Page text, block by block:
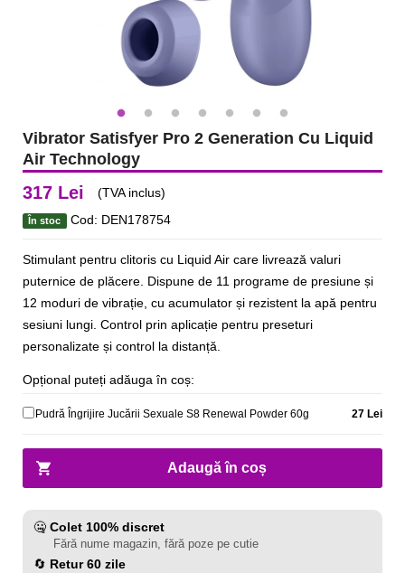
Vibrator Satisfyer Pro 2 Generation Cu Liquid
Air Technology
317 Lei (TVA inclus)
În stoc Cod: DEN178754
Stimulant pentru clitoris cu Liquid Air care livrează valuri
puternice de plăcere. Dispune de 11 programe de presiune și
12 moduri de vibrație, cu acumulator și rezistent la apă pentru
sesiuni lungi. Control prin aplicație pentru preseturi
personalizate și control la distanță.
Opțional puteți adăuga în coș:
Pudră Îngrijire Jucării Sexuale S8 Renewal Powder 60g 27 Lei
Adaugă în coș
🤐 Colet 100% discret
Fără nume magazin, fără poze pe cutie
🔄 Retur 60 zile